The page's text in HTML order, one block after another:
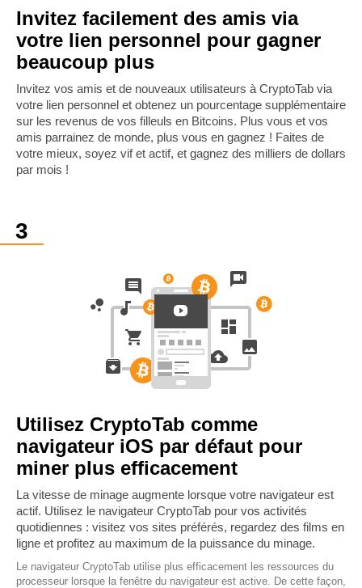
Invitez facilement des amis via
votre lien personnel pour gagner
beaucoup plus
Invitez vos amis et de nouveaux utilisateurs à CryptoTab via
votre lien personnel et obtenez un pourcentage supplémentaire
sur les revenus de vos filleuls en Bitcoins. Plus vous et vos
amis parrainez de monde, plus vous en gagnez ! Faites de
votre mieux, soyez vif et actif, et gagnez des milliers de dollars
par mois !
Utilisez CryptoTab comme
navigateur iOS par défaut pour
miner plus efficacement
La vitesse de minage augmente lorsque votre navigateur est
actif. Utilisez le navigateur CryptoTab pour vos activités
quotidiennes : visitez vos sites préférés, regardez des films en
ligne et profitez au maximum de la puissance du minage.
Le navigateur CryptoTab utilise plus efficacement les ressources du
processeur lorsque la fenêtre du navigateur est active. De cette façon,